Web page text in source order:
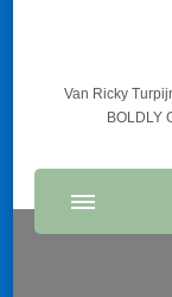
Van Ricky
BOLDLY